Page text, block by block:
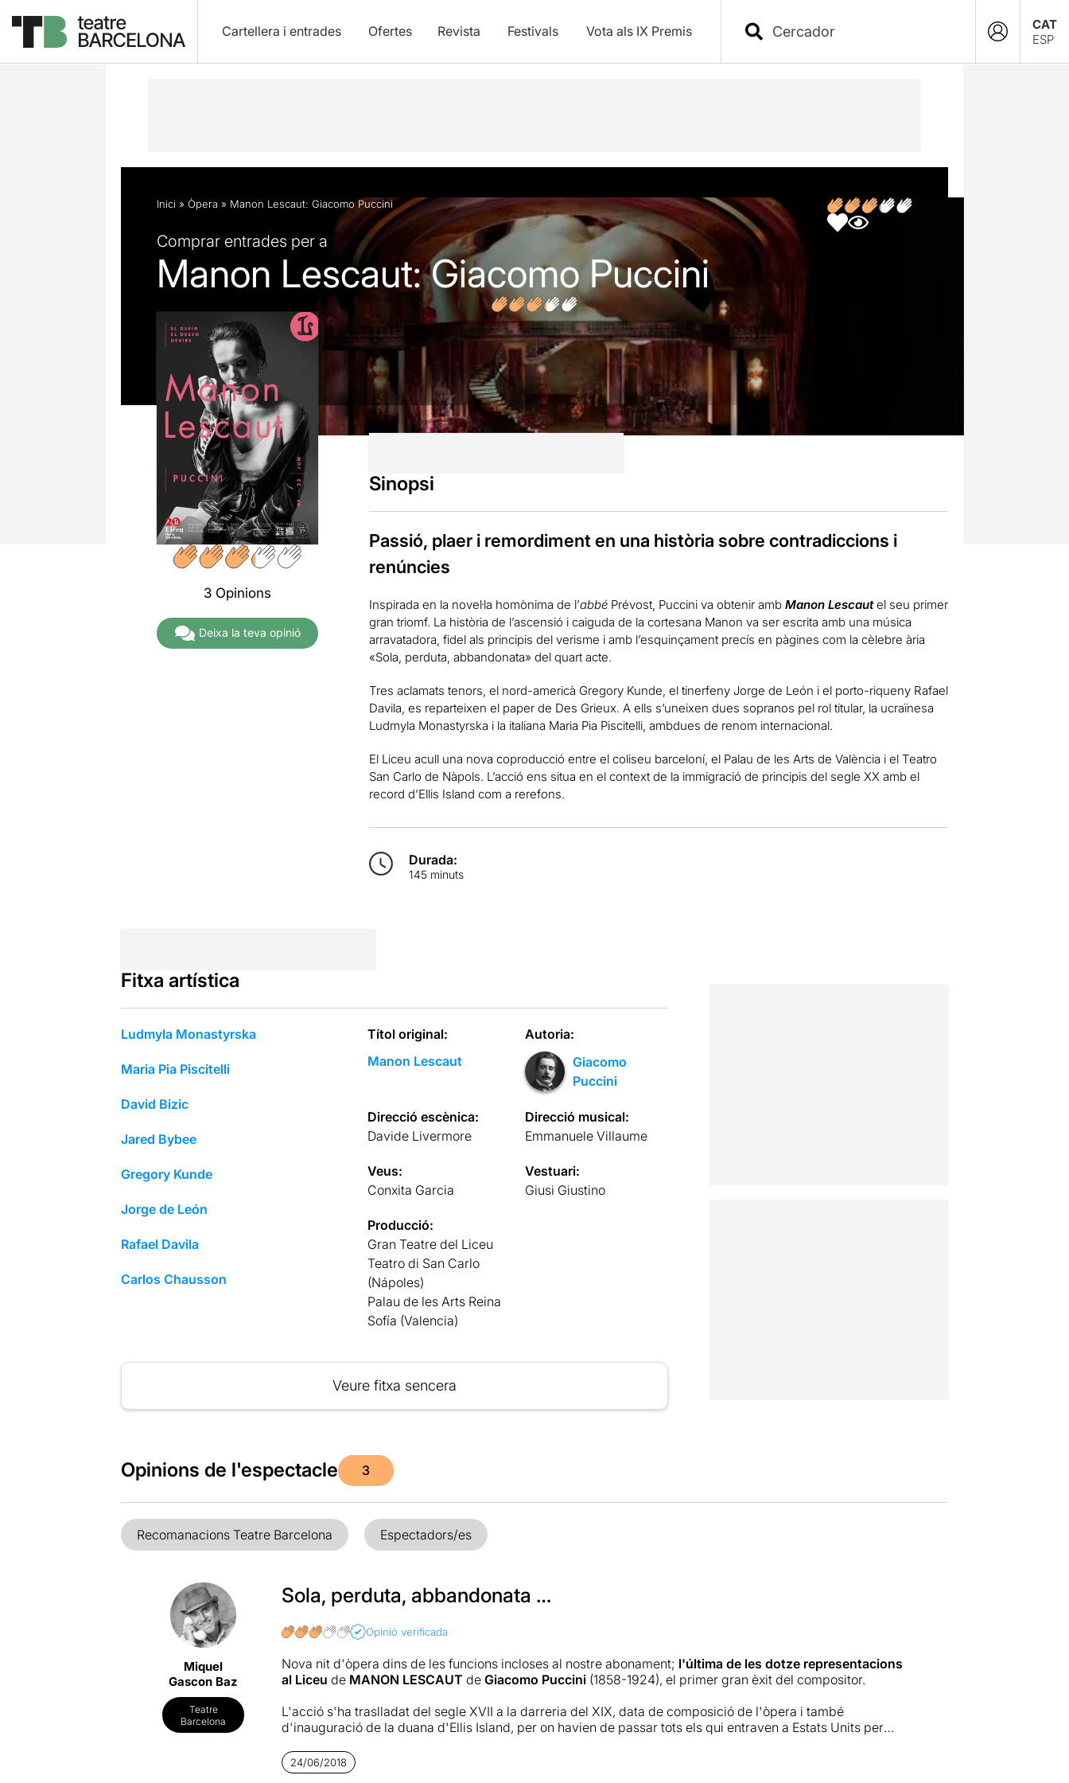
Cartellera i entrades Ofertes Revista Festivals Vota als IX Premis
CAT
ESP
Descripció Fitxa artística Opinions Articles
Inici » Òpera » Manon Lescaut: Giacomo Puccini
Comprar entrades per a
Manon Lescaut: Giacomo Puccini
3 Opinions
Deixa la teva opinió
Sinopsi
Passió, plaer i remordiment en una història sobre contradiccions i
renúncies
Inspirada en la novel·la homònima de l’abbé Prévost, Puccini va obtenir amb Manon Lescaut el seu primer
gran triomf. La història de l’ascensió i caiguda de la cortesana Manon va ser escrita amb una música
arravatadora, fidel als principis del verisme i amb l’esquinçament precís en pàgines com la cèlebre ària
«Sola, perduta, abbandonata» del quart acte.
Tres aclamats tenors, el nord-americà Gregory Kunde, el tinerfeny Jorge de León i el porto-riqueny Rafael
Davila, es reparteixen el paper de Des Grieux. A ells s’uneixen dues sopranos pel rol titular, la ucraïnesa
Ludmyla Monastyrska i la italiana Maria Pia Piscitelli, ambdues de renom internacional.
El Liceu acull una nova coproducció entre el coliseu barceloní, el Palau de les Arts de València i el Teatro
San Carlo de Nàpols. L’acció ens situa en el context de la immigració de principis del segle XX amb el
record d’Ellis Island com a rerefons.
Durada:
145 minuts
Fitxa artística
Ludmyla Monastyrska
Maria Pia Piscitelli
David Bizic
Jared Bybee
Gregory Kunde
Jorge de León
Rafael Davila
Carlos Chausson
Títol original:
Manon Lescaut
Autoria:
Giacomo
Puccini
Direcció escènica:
Davide Livermore
Direcció musical:
Emmanuele Villaume
Veus:
Conxita Garcia
Vestuari:
Giusi Giustino
Producció:
Gran Teatre del Liceu
Teatro di San Carlo
(Nápoles)
Palau de les Arts Reina
Sofía (Valencia)
Veure fitxa sencera
Opinions de l'espectacle 3
Recomanacions Teatre Barcelona Espectadors/es
Miquel
Gascon Baz
Teatre
Barcelona
Sola, perduta, abbandonata …
Opinió verificada
Nova nit d'òpera dins de les funcions incloses al nostre abonament; l'última de les dotze representacions
al Liceu de MANON LESCAUT de Giacomo Puccini(1858-1924), el primer gran èxit del compositor.
L'acció s'ha traslladat del segle XVII a la darreria del XIX, data de composició de l'òpera i també
d'inauguració de la duana d'Ellis Island, per on havien de passar tots els qui entraven a Estats Units per
duana.
24/06/2018